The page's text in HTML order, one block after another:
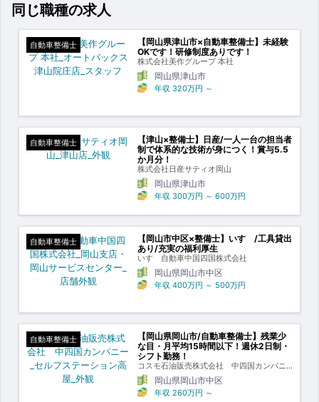
同じ職種の求人
自動車整備士
【岡山県津山市×自動車整備士】未経験
OKです！研修制度ありです！
株式会社美作グループ 本社
岡山県津山市
年収 320万円 ～
自動車整備士
【津山×整備士】日産/一人一台の担当者
制で体系的な技術が身につく！賞与5.5
か月分！
株式会社日産サティオ岡山
岡山県津山市
年収 300万円 ～ 600万円
自動車整備士
【岡山市中区×整備士】いすゞ/工具貸出
あり/充実の福利厚生
いすゞ自動車中国四国株式会社
岡山県岡山市中区
年収 400万円 ～ 500万円
自動車整備士
【岡山県岡山市/自動車整備士】残業少
な目・月平均15時間以下！週休2日制・
シフト勤務！
コスモ石油販売株式会社 中四国カンパニ
ー
岡山県岡山市中区
年収 260万円 ～